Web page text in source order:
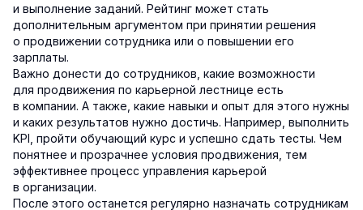
и выполнение заданий. Рейтинг может стать
дополнительным аргументом при принятии решения
о продвижении сотрудника или о повышении его
зарплаты.
Важно донести до сотрудников, какие возможности
для продвижения по карьерной лестнице есть
в компании. А также, какие навыки и опыт для этого нужны
и каких результатов нужно достичь. Например, выполнить
KPI, пройти обучающий курс и успешно сдать тесты. Чем
понятнее и прозрачнее условия продвижения, тем
эффективнее процесс управления карьерой
в организации.
После этого останется регулярно назначать сотрудникам